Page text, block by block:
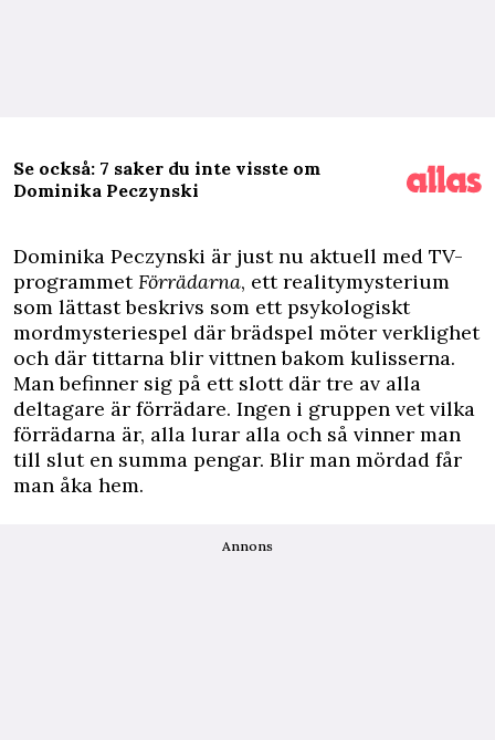
Se också: 7 saker du inte visste om
Dominika Peczynski
Dominika Peczynski är just nu aktuell med TV-
programmetFörrädarna, ett realitymysterium
som lättast beskrivs som ett psykologiskt
mordmysteriespel där brädspel möter verklighet
och där tittarna blir vittnen bakom kulisserna.
Man befinner sig på ett slott där tre av alla
deltagare är förrädare. Ingen i gruppen vet vilka
förrädarna är, alla lurar alla och så vinner man
till slut en summa pengar. Blir man mördad får
man åka hem.
Annons